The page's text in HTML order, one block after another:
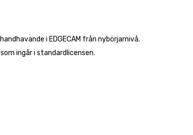
i EDGECAM från nybörjarnivå.
ingår i standardlicensen.